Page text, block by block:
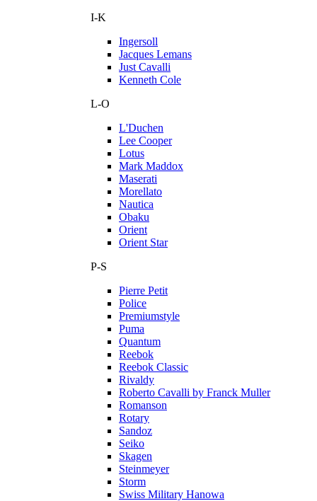
I-K
Ingersoll
Jacques Lemans
Just Cavalli
Kenneth Cole
L-O
L'Duchen
Lee Cooper
Lotus
Mark Maddox
Maserati
Morellato
Nautica
Obaku
Orient
Orient Star
P-S
Pierre Petit
Police
Premiumstyle
Puma
Quantum
Reebok
Reebok Classic
Rivaldy
Roberto Cavalli by Franck Muller
Romanson
Rotary
Sandoz
Seiko
Skagen
Steinmeyer
Storm
Swiss Military Hanowa